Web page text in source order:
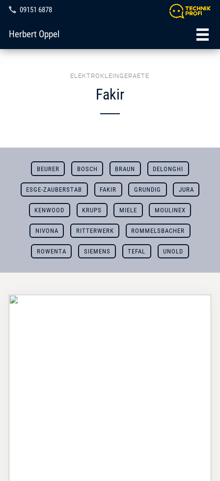
09151 6878
Herbert Oppel
ELEKTROKLEINGERAETE
Fakir
BEURER BOSCH BRAUN DELONGHI
ESGE-ZAUBERSTAB FAKIR GRUNDIG JURA
KENWOOD KRUPS MIELE MOULINEX
NIVONA RITTERWERK ROMMELSBACHER
ROWENTA SIEMENS TEFAL UNOLD